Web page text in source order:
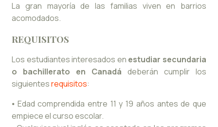
La gran mayoría de las familias viven en barrios
acomodados.
REQUISITOS
Los estudiantes interesados en estudiar secundaria
o bachillerato en Canadá deberán cumplir los
siguientesrequisitos:
⦁ Edad comprendida entre 11 y 19 años antes de que
empiece el curso escolar.